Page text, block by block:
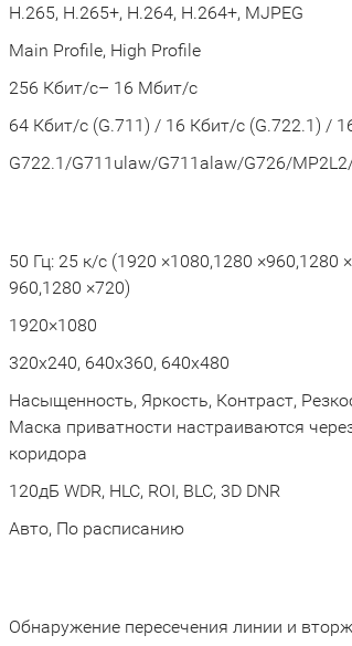
H.265, H.265+, H.264, H.264+, MJPEG
Main Profile, High Profile
256 Кбит/с– 16 Мбит/с
64 Кбит/с (G.711) / 16 Кбит/с (G.722.1) /
G722.1/G711ulaw/G711alaw/G726/
50 Гц: 25 к/с (1920 ×1080,1280 ×960,1280
960,1280 ×720)
1920×1080
320x240, 640x360, 640x480
Насыщенность, Яркость, Контраст,
Маска приватности настраиваются
коридора
120дБ WDR, HLC, ROI, BLC, 3D DNR
Авто, По расписанию
Обнаружение пересечения линии и